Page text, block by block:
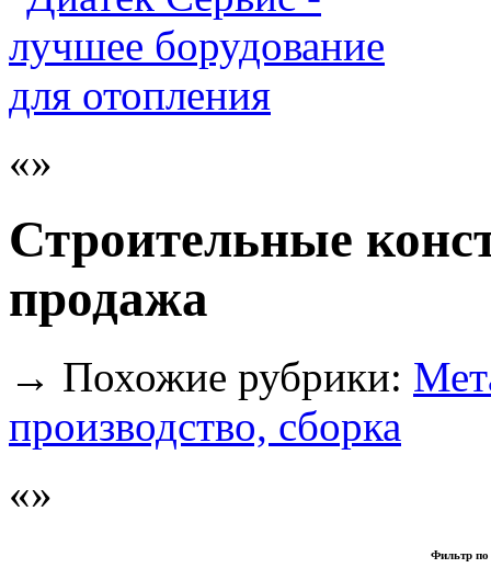
Строительные
продажа
→ Похожие рубрики:
производство, сборка
Фильтр по